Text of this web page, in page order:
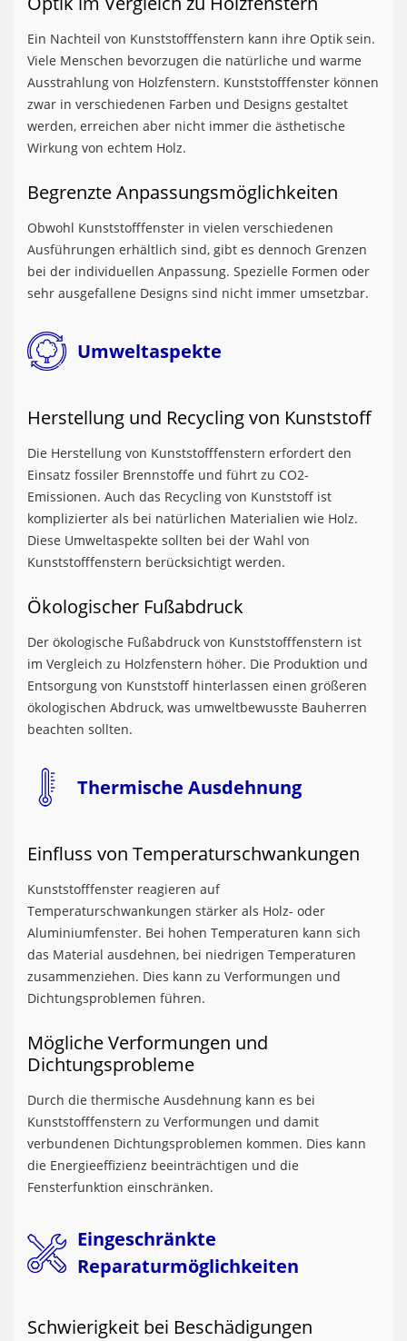
Ein Nachteil von Kunststofffenstern kann ihre Optik sein.
Viele Menschen bevorzugen die natürliche und warme
Ausstrahlung von Holzfenstern. Kunststofffenster können
zwar in verschiedenen Farben und Designs gestaltet
werden, erreichen aber nicht immer die ästhetische
Wirkung von echtem Holz.
Begrenzte Anpassungsmöglichkeiten
Obwohl Kunststofffenster in vielen verschiedenen
Ausführungen erhältlich sind, gibt es dennoch Grenzen
bei der individuellen Anpassung. Spezielle Formen oder
sehr ausgefallene Designs sind nicht immer umsetzbar.
Umweltaspekte
Herstellung und Recycling von Kunststoff
Die Herstellung von Kunststofffenstern erfordert den
Einsatz fossiler Brennstoffe und führt zu CO2-
Emissionen. Auch das Recycling von Kunststoff ist
komplizierter als bei natürlichen Materialien wie Holz.
Diese Umweltaspekte sollten bei der Wahl von
Kunststofffenstern berücksichtigt werden.
Ökologischer Fußabdruck
Der ökologische Fußabdruck von Kunststofffenstern ist
im Vergleich zu Holzfenstern höher. Die Produktion und
Entsorgung von Kunststoff hinterlassen einen größeren
ökologischen Abdruck, was umweltbewusste Bauherren
beachten sollten.
Thermische Ausdehnung
Einfluss von Temperaturschwankungen
Kunststofffenster reagieren auf
Temperaturschwankungen stärker als Holz- oder
Aluminiumfenster. Bei hohen Temperaturen kann sich
das Material ausdehnen, bei niedrigen Temperaturen
zusammenziehen. Dies kann zu Verformungen und
Dichtungsproblemen führen.
Mögliche Verformungen und
Dichtungsprobleme
Durch die thermische Ausdehnung kann es bei
Kunststofffenstern zu Verformungen und damit
verbundenen Dichtungsproblemen kommen. Dies kann
die Energieeffizienz beeinträchtigen und die
Fensterfunktion einschränken.
Eingeschränkte
Reparaturmöglichkeiten
Schwierigkeit bei Beschädigungen